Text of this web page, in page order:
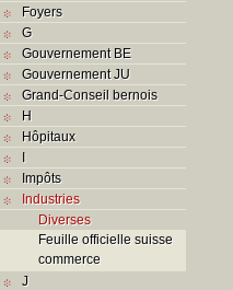
Foyers
G
Gouvernement BE
Gouvernement JU
Grand-Conseil bernois
H
Hôpitaux
I
Impôts
Industries
Diverses
Feuille officielle suisse
commerce
J